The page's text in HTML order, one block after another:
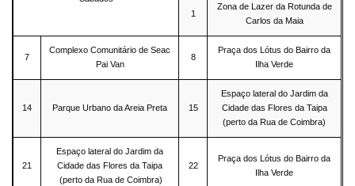
1
Zona de Lazer da Rotunda de
Carlos da Maia
7
Complexo Comunitário de Seac
Pai Van
8
Praça dos Lótus do Bairro da
Ilha Verde
14 Parque Urbano da Areia Preta 15
Espaço lateral do Jardim da
Cidade das Flores da Taipa
(perto da Rua de Coimbra)
21
Espaço lateral do Jardim da
Cidade das Flores da Taipa
(perto da Rua de Coimbra)
22
Praça dos Lótus do Bairro da
Ilha Verde